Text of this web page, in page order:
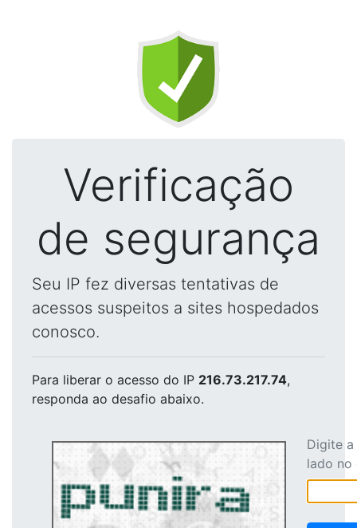
Verificação
de segurança
Seu IP fez diversas tentativas de
acessos suspeitos a sites hospedados
conosco.
Para liberar o acesso do IP 216.73.217.74,
responda ao desafio abaixo.
Digite
lado no